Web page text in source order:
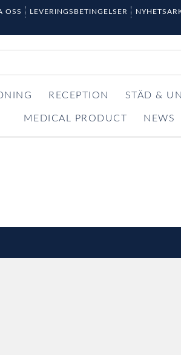
OSS LEVERINGSBETINGELSER
RECEPTION STÄD &
MEDICAL PRODUCT NEWS